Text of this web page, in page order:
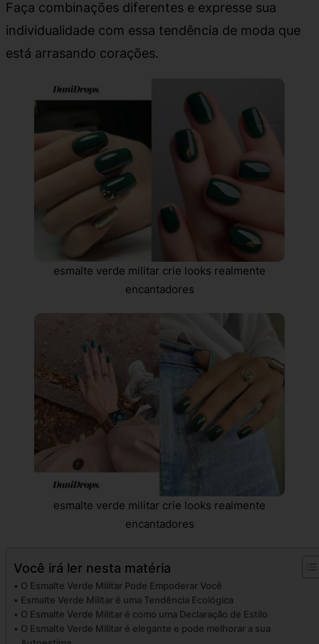
Faça combinações diferentes e expresse sua
individualidade com essa tendência de moda que
está arrasando corações.
esmalte verde militar crie looks realmente
encantadores
esmalte verde militar crie looks realmente
encantadores
Você irá ler nesta matéria
O Esmalte Verde Militar Pode Empoderar Você
Esmalte Verde Militar é uma Tendência Ecológica
O Esmalte Verde Militar é como uma Declaração de Estilo
O Esmalte Verde Militar é elegante e pode melhorar a sua